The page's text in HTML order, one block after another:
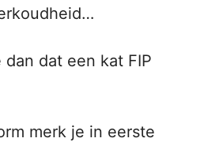
dan dat een kat FIP
merk je in eerste